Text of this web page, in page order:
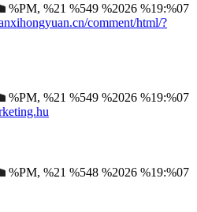
%PM, %21 %549 %2026 %19:%07
comment/html/?
%PM, %21 %549 %2026 %19:%07
%PM, %21 %548 %2026 %19:%07